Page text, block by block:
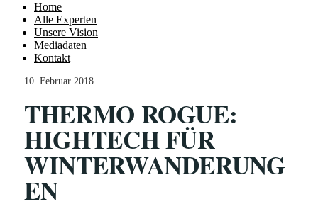
Home
Alle Experten
Unsere Vision
Mediadaten
Kontakt
10. Februar 2018
THERMO ROGUE:
HIGHTECH FÜR
WINTERWANDERUNG
EN